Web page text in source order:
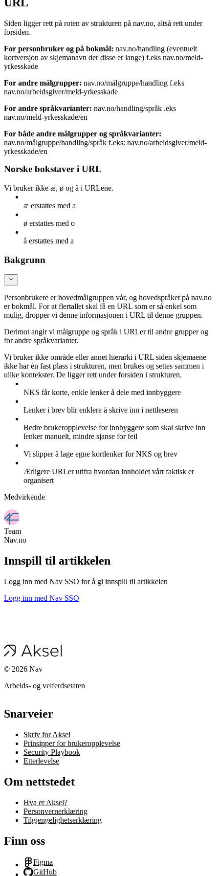
URL
Siden ligger rett på roten av strukturen på nav.no, altså rett under
forsiden.
For personbruker og på bokmål: nav.no/handling (eventuelt
kortversjon av skjemanavn der disse er lange) f.eks nav.no/meld-
yrkesskade
For andre målgrupper: nav.no/målgruppe/handling f.eks
nav.no/arbeidsgiver/meld-yrkesskade
For andre språkvarianter: nav.no/handling/språk .eks
nav.no/meld-yrkesskade/en
For både andre målgrupper og språkvarianter:
nav.no/målgruppe/handling/språk f.eks: nav.no/arbeidsgiver/meld-
yrkesskade/en
Norske bokstaver i URL
Vi bruker ikke æ, ø og å i URLene.
æ erstattes med a
ø erstattes med o
å erstattes med a
Bakgrunn
Personbrukere er hovedmålgruppen vår, og hovedspråket på nav.no
er bokmål. For at flertallet skal få en URL som er så enkel som
mulig, dropper vi denne informasjonen i URL til denne gruppen.
Derimot angir vi målgruppe og språk i URLer til andre grupper og
for andre språkvarianter.
Vi bruker ikke område eller annet hierarki i URL siden skjemaene
ikke har én fast plass i strukturen, men brukes og settes sammen i
ulike kontekster. De ligger rett under forsiden i strukturen.
NKS får korte, enkle lenker å dele med innbyggere
Lenker i brev blir enklere å skrive inn i nettleseren
Bedre brukeropplevelse for innbyggere som skal skrive inn
lenker manuelt, mindre sjanse for feil
Vi slipper å lage egne kortlenker for NKS og brev
Ærligere URLer utifra hvordan innholdet vårt faktisk er
organisert
Medvirkende
Team
Nav.no
Innspill til artikkelen
Logg inn med Nav SSO for å gi innspill til artikkelen
Logg inn med Nav SSO
© 2026 Nav
Arbeids- og velferdsetaten
Snarveier
Skriv for Aksel
Prinsipper for brukeropplevelse
Security Playbook
Etterlevelse
Om nettstedet
Hva er Aksel?
Personvernerklæring
Tilgjengelighetserklæring
Finn oss
Figma
GitHub